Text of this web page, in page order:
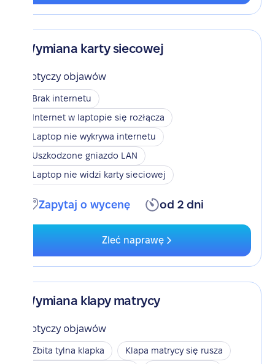
Wymiana karty siecowej
Dotyczy objawów
Brak internetu
Internet w laptopie się rozłącza
Laptop nie wykrywa internetu
Uszkodzone gniazdo LAN
Laptop nie widzi karty sieciowej
Zapytaj o wycenę od 2 dni
Zleć naprawę
Wymiana klapy matrycy
Dotyczy objawów
Zbita tylna klapka
Klapa matrycy się rusza